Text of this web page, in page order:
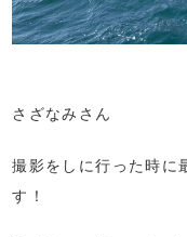
さざなみさん
撮影をしに行った時に
す！